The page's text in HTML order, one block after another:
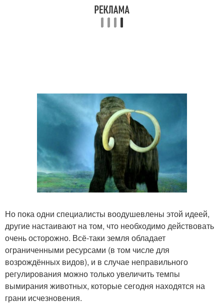
Но пока одни специалисты воодушевлены этой идеей,
другие настаивают на том, что необходимо действовать
очень осторожно. Всё-таки земля обладает
ограниченными ресурсами (в том числе для
возрождённых видов), и в случае неправильного
регулирования можно только увеличить темпы
вымирания животных, которые сегодня находятся на
грани исчезновения.